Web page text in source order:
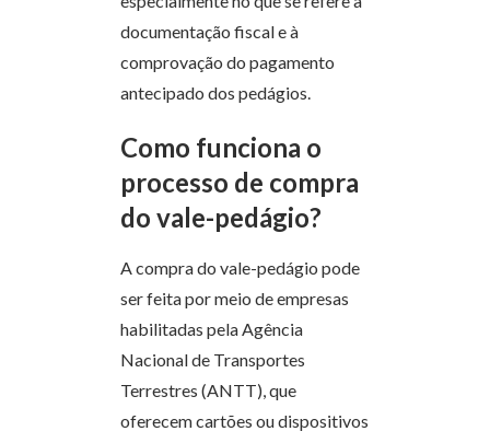
documentação fiscal e à
comprovação do pagamento
antecipado dos pedágios.
Como funciona o
processo de compra
do vale-pedágio?
A compra do vale-pedágio pode
ser feita por meio de empresas
habilitadas pela Agência
Nacional de Transportes
Terrestres (ANTT), que
oferecem cartões ou dispositivos